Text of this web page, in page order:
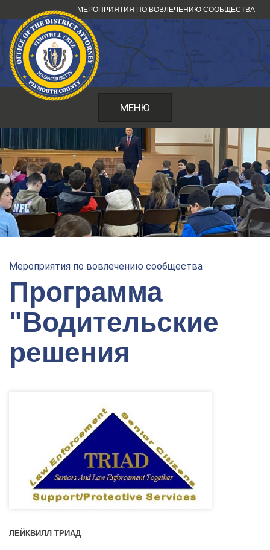
к
содержанию
МЕРОПРИЯТИЯ ПО ВОВЛЕЧЕНИЮ СООБЩЕСТВА
МЕНЮ
Мероприятия по вовлечению сообщества
Программа
"Водительские
решения
ЛЕЙКВИЛЛ ТРИАД